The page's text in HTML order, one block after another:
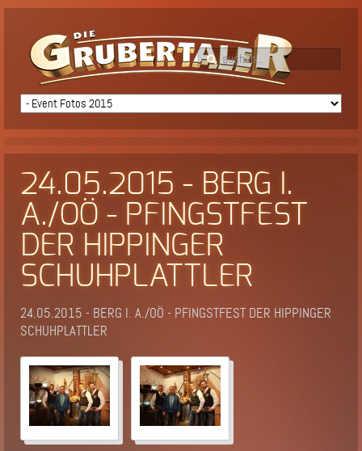
24.05.2015 - BERG I.
A./OÖ - PFINGSTFEST
DER HIPPINGER
SCHUHPLATTLER
24.05.2015 - BERG I. A./OÖ - PFINGSTFEST DER HIPPINGER
SCHUHPLATTLER